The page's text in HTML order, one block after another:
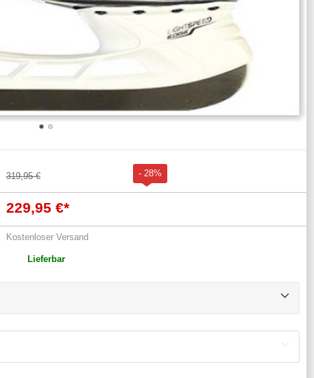
319,95 € - 28%
229,95 €*
Kostenloser Versand
Lieferbar